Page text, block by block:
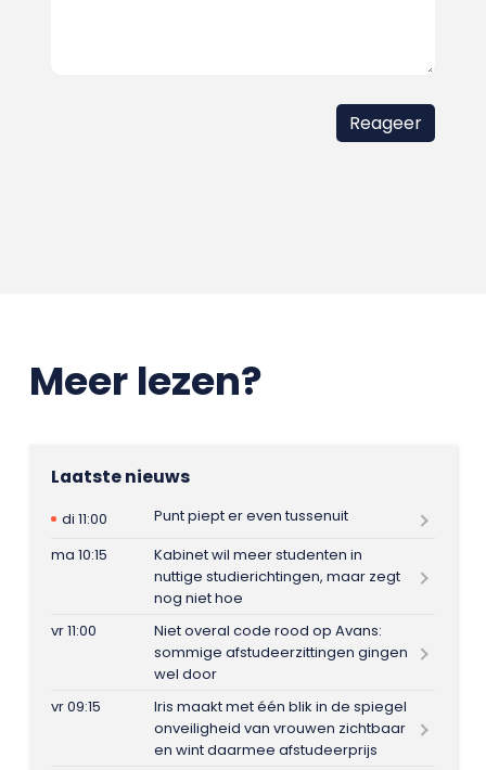
Meer lezen?
Laatste nieuws
di 11:00
Punt piept er even tussenuit
ma 10:15
Kabinet wil meer studenten in
nuttige studierichtingen, maar zegt
nog niet hoe
vr 11:00
Niet overal code rood op Avans:
sommige afstudeerzittingen gingen
wel door
vr 09:15
Iris maakt met één blik in de spiegel
onveiligheid van vrouwen zichtbaar
en wint daarmee afstudeerprijs